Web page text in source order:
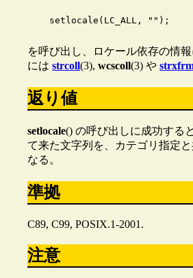
    setlocale(LC_ALL, "");
を呼び出し、ロケール依存の情
にはstrcoll(3),wcscoll(3) や
返り値
setlocale() の呼び出しに成功する
て来た文字列を、カテゴリ指定
なる。
準拠
C89, C99, POSIX.1-2001.
注意